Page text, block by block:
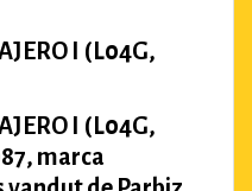
I (L04G,
I (L04G,
marca